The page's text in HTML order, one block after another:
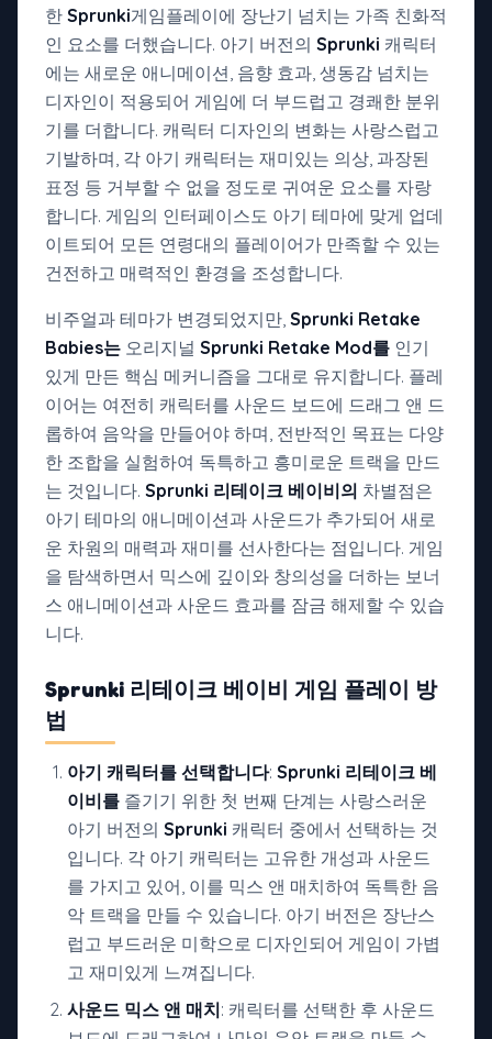
한 Sprunki게임플레이에 장난기 넘치는 가족 친화적
인 요소를 더했습니다. 아기 버전의 Sprunki 캐릭터
에는 새로운 애니메이션, 음향 효과, 생동감 넘치는
디자인이 적용되어 게임에 더 부드럽고 경쾌한 분위
기를 더합니다. 캐릭터 디자인의 변화는 사랑스럽고
기발하며, 각 아기 캐릭터는 재미있는 의상, 과장된
표정 등 거부할 수 없을 정도로 귀여운 요소를 자랑
합니다. 게임의 인터페이스도 아기 테마에 맞게 업데
이트되어 모든 연령대의 플레이어가 만족할 수 있는
건전하고 매력적인 환경을 조성합니다.
비주얼과 테마가 변경되었지만, Sprunki Retake
Babies는 오리지널 Sprunki Retake Mod를 인기
있게 만든 핵심 메커니즘을 그대로 유지합니다. 플레
이어는 여전히 캐릭터를 사운드 보드에 드래그 앤 드
롭하여 음악을 만들어야 하며, 전반적인 목표는 다양
한 조합을 실험하여 독특하고 흥미로운 트랙을 만드
는 것입니다. Sprunki 리테이크 베이비의 차별점은
아기 테마의 애니메이션과 사운드가 추가되어 새로
운 차원의 매력과 재미를 선사한다는 점입니다. 게임
을 탐색하면서 믹스에 깊이와 창의성을 더하는 보너
스 애니메이션과 사운드 효과를 잠금 해제할 수 있습
니다.
Sprunki 리테이크 베이비 게임 플레이 방
법
아기 캐릭터를 선택합니다: Sprunki 리테이크 베
이비를 즐기기 위한 첫 번째 단계는 사랑스러운
아기 버전의 Sprunki 캐릭터 중에서 선택하는 것
입니다. 각 아기 캐릭터는 고유한 개성과 사운드
를 가지고 있어, 이를 믹스 앤 매치하여 독특한 음
악 트랙을 만들 수 있습니다. 아기 버전은 장난스
럽고 부드러운 미학으로 디자인되어 게임이 가볍
고 재미있게 느껴집니다.
사운드 믹스 앤 매치: 캐릭터를 선택한 후 사운드